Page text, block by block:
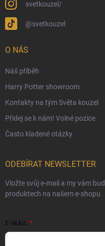
Podmínky ochrany osobních
Ochranné známky a autorská
svetkouzel/
@svetkouzel
O NÁS
Náš příběh
Harry Potter showroom
Kontakty na tým Světa kouzel
Přidej se k nám! Volné pozice
Často kladené otázky
ODEBÍRAT NEWSLETTER
Vložte svůj e-mail a my vám
produktech na našem e-shopu.
E-MAIL